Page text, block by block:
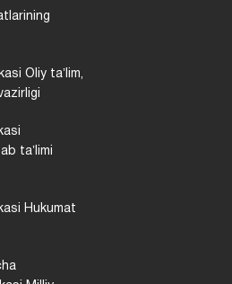
Oliy taʼlim,
taʼlimi
Hukumat